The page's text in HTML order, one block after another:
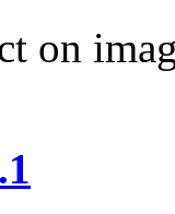
on